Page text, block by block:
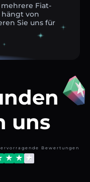
Fiat-
von
Sie uns für
uns
Bewertungen